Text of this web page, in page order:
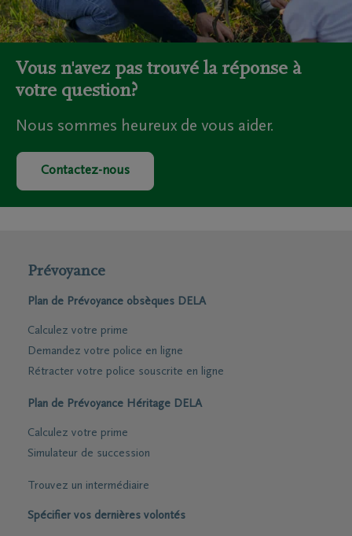
Vous n'avez pas trouvé la réponse à
votre question?
Nous sommes heureux de vous aider.
Contactez-nous
Prévoyance
Plan de Prévoyance obsèques DELA
Calculez votre prime
Demandez votre police en ligne
Rétracter votre police souscrite en ligne
Plan de Prévoyance Héritage DELA
Calculez votre prime
Simulateur de succession
Trouvez un intermédiaire
Spécifier vos dernières volontés